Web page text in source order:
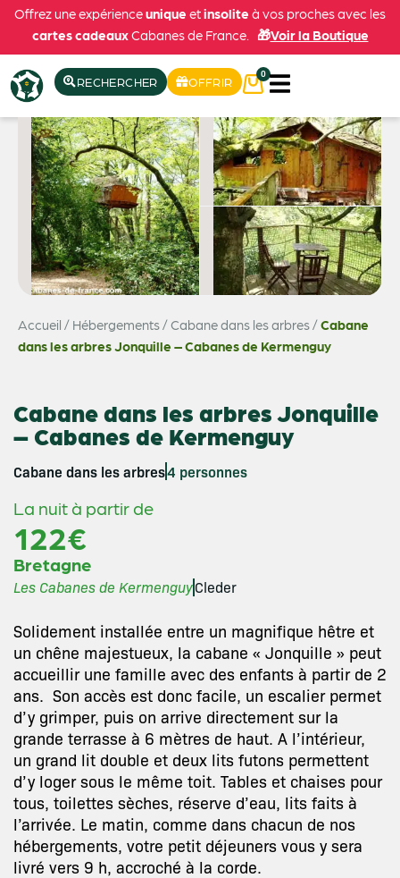
Offrez une expérienceunique etinsolite à vos proches avec les
cartes cadeauxCabanes de France. 🎁Voir la Boutique
RECHERCHER OFFRIR
0
Voir les 4 photos
Accueil / Hébergements/Cabane dans les arbres/Cabane
dans les arbres Jonquille – Cabanes de Kermenguy
Cabane dans les arbres Jonquille
– Cabanes de Kermenguy
Cabane dans les arbres4 personnes
La nuit à partir de
122€
Bretagne
Les Cabanes de KermenguyCleder
Solidement installée entre un magnifique hêtre et
un chêne majestueux, la cabane « Jonquille » peut
accueillir une famille avec des enfants à partir de 2
ans. Son accès est donc facile, un escalier permet
d’y grimper, puis on arrive directement sur la
grande terrasse à 6 mètres de haut. A l’intérieur,
un grand lit double et deux lits futons permettent
d’y loger sous le même toit. Tables et chaises pour
tous, toilettes sèches, réserve d’eau, lits faits à
l’arrivée. Le matin, comme dans chacun de nos
hébergements, votre petit déjeuners vous y sera
livré vers 9 h, accroché à la corde.